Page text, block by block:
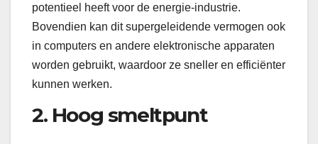
potentieel heeft voor de energie-industrie.
Bovendien kan dit supergeleidende vermogen ook
in computers en andere elektronische apparaten
worden gebruikt, waardoor ze sneller en efficiënter
kunnen werken.
2. Hoog smeltpunt